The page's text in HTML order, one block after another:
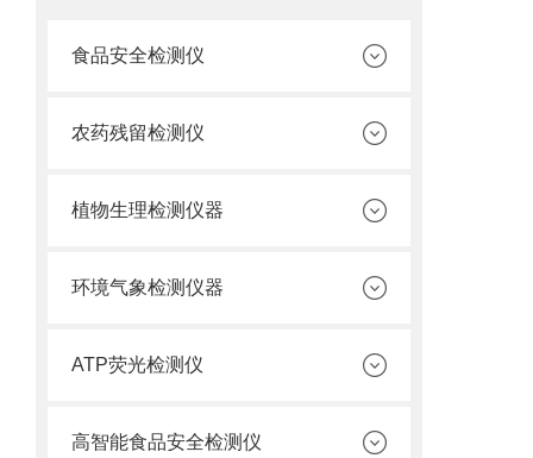
食品安全检测仪
农药残留检测仪
植物生理检测仪器
环境气象检测仪器
ATP荧光检测仪
高智能食品安全检测仪